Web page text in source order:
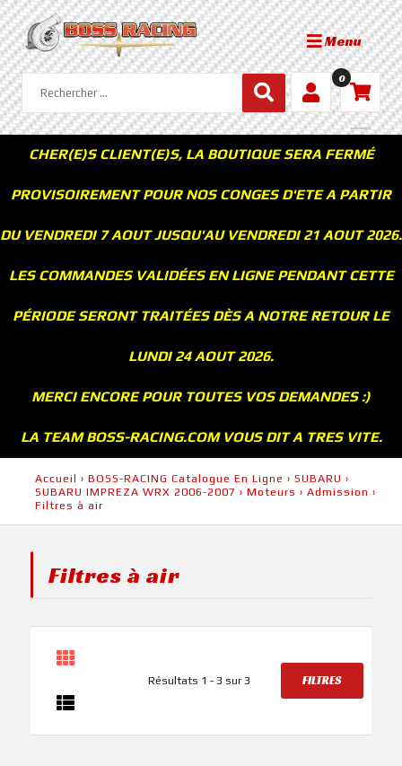
Menu
0
CHER(E)S CLIENT(E)S, LA BOUTIQUE SERA FERMÉ
PROVISOIREMENT POUR NOS CONGES D'ETE A PARTIR
DU VENDREDI 7 AOUT JUSQU'AU VENDREDI 21 AOUT 2026.
LES COMMANDES VALIDÉES EN LIGNE PENDANT CETTE
PÉRIODE SERONT TRAITÉES DÈS A NOTRE RETOUR LE
LUNDI 24 AOUT 2026.
MERCI ENCORE POUR TOUTES VOS DEMANDES :)
LA TEAM BOSS-RACING.COM VOUS DIT A TRES VITE.
Accueil › BOSS-RACING Catalogue En Ligne › SUBARU ›
SUBARU IMPREZA WRX 2006-2007 › Moteurs › Admission ›
Filtres à air
Filtres à air
Résultats 1 - 3 sur 3 FILTRES